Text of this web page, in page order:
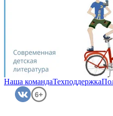
Наша командаТехподдержка